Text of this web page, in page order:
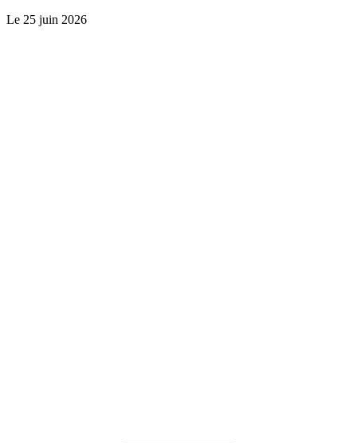
Le 25 juin 2026